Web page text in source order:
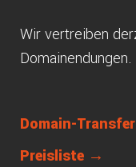
Wir vertreiben
Domainendungen.
Domain-
Preisliste →